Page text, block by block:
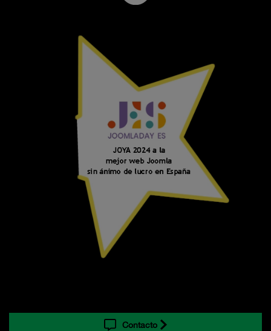
Contacto